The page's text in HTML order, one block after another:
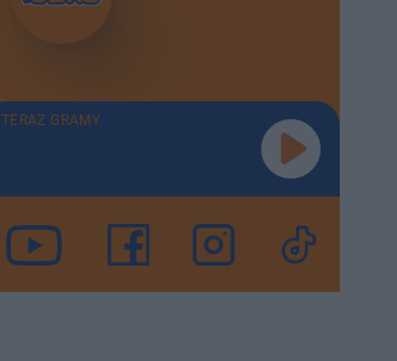
TERAZ GRAMY